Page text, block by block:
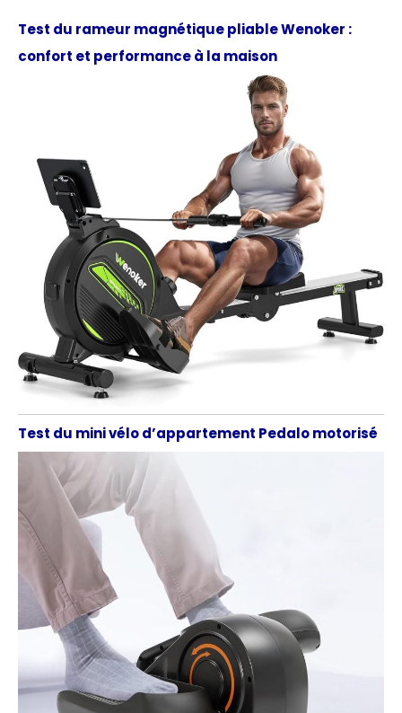
Test du rameur magnétique pliable Wenoker :
confort et performance à la maison
Test du mini vélo d’appartement Pedalo motorisé